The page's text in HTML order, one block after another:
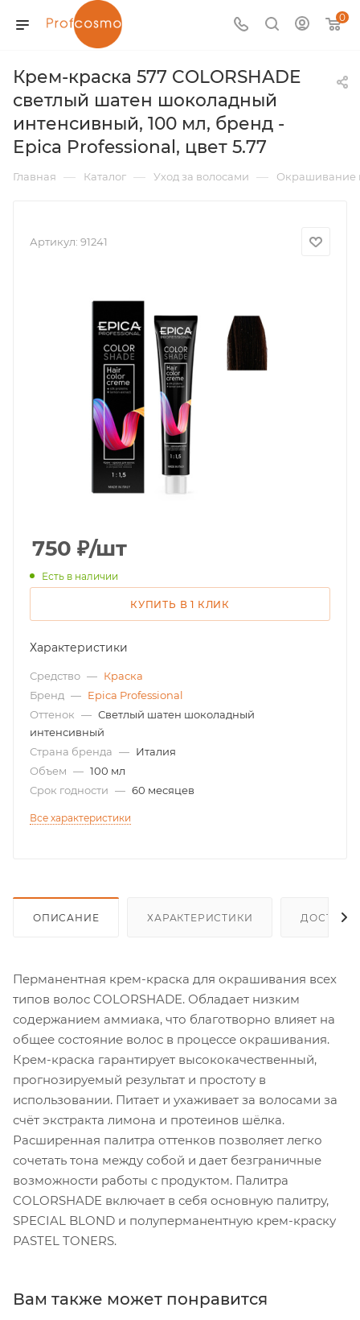
0
Крем-краска 577 COLORSHADE
светлый шатен шоколадный
интенсивный, 100 мл, бренд -
Epica Professional, цвет 5.77
Главная — Каталог — Уход за волосами — Окрашивание
Артикул: 91241
750 ₽/шт
Есть в наличии
КУПИТЬ В 1 КЛИК
Характеристики
Средство — Краска
Бренд — Epica Professional
Оттенок — Светлый шатен шоколадный
интенсивный
Страна бренда — Италия
Объем — 100 мл
Срок годности — 60 месяцев
Все характеристики
ОПИСАНИЕ ХАРАКТЕРИСТИКИ
Перманентная крем-краска для окрашивания всех
типов волос COLORSHADE. Обладает низким
содержанием аммиака, что благотворно влияет на
общее состояние волос в процессе окрашивания.
Крем-краска гарантирует высококачественный,
прогнозируемый результат и простоту в
использовании. Питает и ухаживает за волосами за
счёт экстракта лимона и протеинов шёлка.
Расширенная палитра оттенков позволяет легко
сочетать тона между собой и дает безграничные
возможности работы с продуктом. Палитра
COLORSHADE включает в себя основную палитру,
SPECIAL BLOND и полуперманентную крем-краску
PASTEL TONERS.
Вам также может понравится